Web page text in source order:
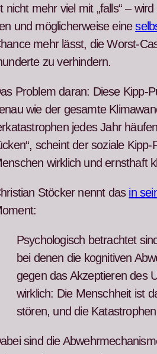
nicht mehr viel mit „falls“ –
und möglicher­weise eine
mehr lässt, die Worst-
zu ver­hin­dern.
Prob­lem daran: Diese Kipp-
wie der gesamte
jedes Jahr
scheint der soziale
wirk­lich und ern­sthaft
Stöck­er nen­nt das in
Psy­chol­o­gisch betra­chtet
bei denen die kog­ni­tiv­en
gegen das Akzep­tieren des
wirk­lich: Die Men­schheit ist
stören, und die
sind die